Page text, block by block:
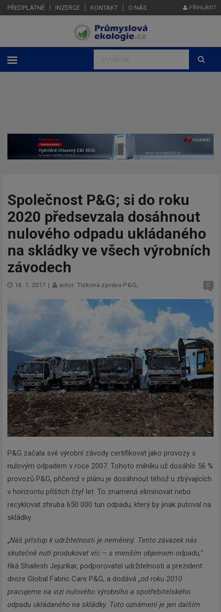
PŘEDPLATNÉ INZERCE KONTAKT O NÁS PŘIHLÁSIT
Společnost P&G; si do roku
2020 předsevzala dosáhnout
nulového odpadu ukládaného
na skládky ve všech výrobních
závodech
18. 1. 2017 | autor: Tisková zpráva P&G; 0
P&G začala své výrobní závody certifikovat jako provozy s
nulovým odpadem v roce 2007. Tohoto milníku už dosáhlo 56 %
provozů P&G, přičemž v plánu je dosáhnout téhož u zbývajících
v horizontu příštích čtyř let. To znamená eliminovat nebo
recyklovat zhruba 650 000 tun odpadu, který by jinak putoval na
skládky.
„Náš přístup k udržitelnosti je neměnný. Tento závazek nás
skutečně nutí produkovat víc – s menším objemem odpadu,“
říká Shailesh Jejurikar, podporovatel udržitelnosti a prezident
divize Global Fabric Care P&G, a dodává „od roku 2010
pracujeme na vizi nulového výrobního a spotřebitelského
odpadu ukládaného na skládky. Toto oznámení je jen dalším